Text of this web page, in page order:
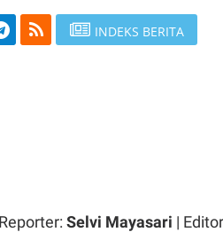
INDEKS BERITA
Reporter: Selvi Mayasari |